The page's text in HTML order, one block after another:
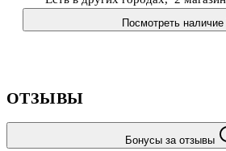
Посмотреть наличие
ОТЗЫВЫ
Бонусы за отзывы